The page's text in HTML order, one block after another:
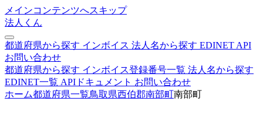
メインコンテンツへスキップ
法人くん
都道府県から探す インボイス 法人名から探す EDINET API
お問い合わせ
都道府県から探す インボイス登録番号一覧 法人名から探す
EDINET一覧 APIドキュメント お問い合わせ
ホーム都道府県一覧鳥取県西伯郡南部町南部町